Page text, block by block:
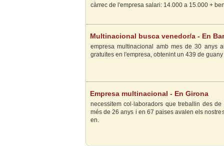
càrrec de l'empresa salari: 14.000 a 15.000 +
Multinacional busca venedor/a - En
empresa multinacional amb mes de 30 anys
gratuïtes en l'empresa, obtenint un 439 de
Empresa multinacional - En Girona
necessitem col·laboradors que treballin des
més de 26 anys i en 67 paises avalen els
en.